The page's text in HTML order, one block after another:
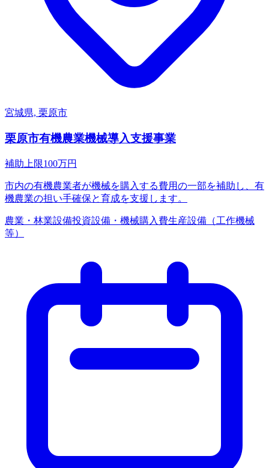
宮城県, 栗原市
栗原市有機農業機械導入支援事業
補助上限100万円
市内の有機農業者が機械を購入する費用の一部を補助し、有
機農業の担い手確保と育成を支援します。
農業・林業設備投資設備・機械購入費生産設備（工作機械
等）